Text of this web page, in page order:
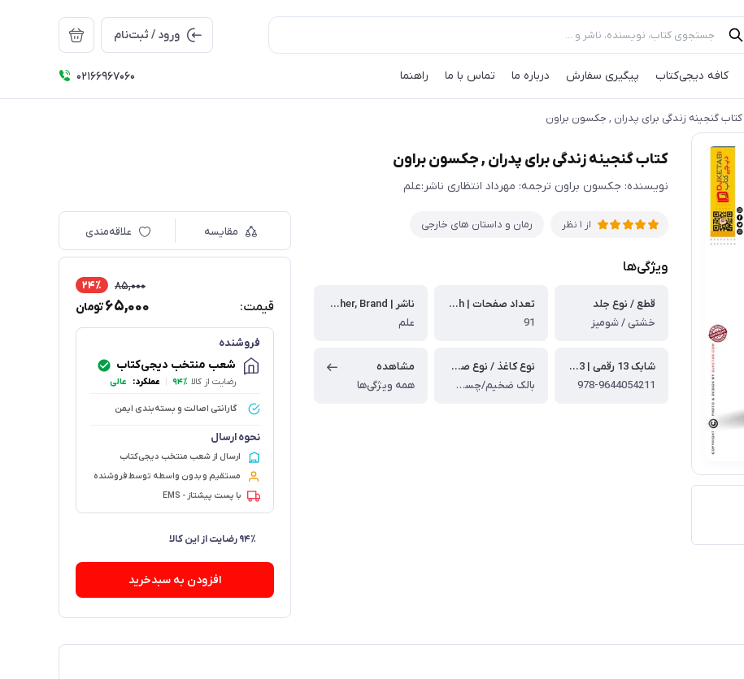
ورود / ثبت‌نام
کافه‌ دیجی‌کتاب پیگیری سفارش درباره ما تماس با ما راهنما ۰۲۱66967060
کتاب گنجینه زندگی برای پدران , جکسون براون
کتاب گنجینه زندگی برای پدران , جکسون براون
نویسنده: جکسون براون ترجمه: مهرداد انتظاری ناشر:علم
از 1 نظر رمان و داستان های خارجی
ویژگی‌ها
قطع / نوع جلد
خشتی / شومیز
تعداد صفحات | Print length
91
ناشر | Publisher, Brand
علم
شابک 13 رقمی | ISBN-13
978-9644054211
نوع کاغذ / نوع صحافی
بالک ضخیم/چسب گرم
مشاهده
همه ویژگی‌ها
مقایسه علاقه‌مندی
قیمت:
85,000 24٪
65,000تومان
فروشنده
شعب منتخب دیجی‌کتاب
رضایت از کالا ۹۴٪ عملکرد: عالی
گارانتی اصالت و بسته‌بندی ایمن
نحوه ارسال
ارسال از شعب منتخب دیجی‌کتاب
مستقیم و بدون واسطه توسط فروشنده
با پست پیشتاز - EMS
۷۲ فروش در هفته گذشته
افزودن به سبدخرید